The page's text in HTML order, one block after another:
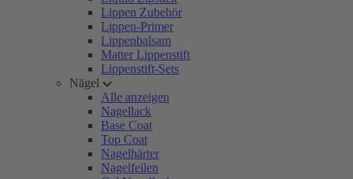
Lippen Zubehör
Lippen-Primer
Lippenbalsam
Matter Lippenstift
Lippenstift-Sets
Nägel
Alle anzeigen
Nagellack
Base Coat
Top Coat
Nagelhärter
Nagelfeilen